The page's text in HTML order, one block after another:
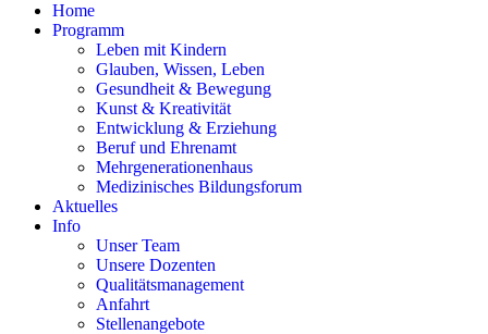
Home
Programm
Leben mit Kindern
Glauben, Wissen, Leben
Gesundheit & Bewegung
Kunst & Kreativität
Entwicklung & Erziehung
Beruf und Ehrenamt
Mehrgenerationenhaus
Medizinisches Bildungsforum
Aktuelles
Info
Unser Team
Unsere Dozenten
Qualitätsmanagement
Anfahrt
Stellenangebote